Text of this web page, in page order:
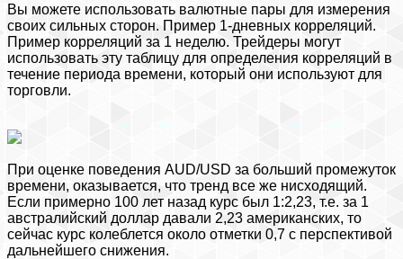
Вы можете использовать валютные пары для измерения
своих сильных сторон. Пример 1-дневных корреляций.
Пример корреляций за 1 неделю. Трейдеры могут
использовать эту таблицу для определения корреляций в
течение периода времени, который они используют для
торговли.
При оценке поведения AUD/USD за больший промежуток
времени, оказывается, что тренд все же нисходящий.
Если примерно 100 лет назад курс был 1:2,23, т.е. за 1
австралийский доллар давали 2,23 американских, то
сейчас курс колеблется около отметки 0,7 с перспективой
дальнейшего снижения.